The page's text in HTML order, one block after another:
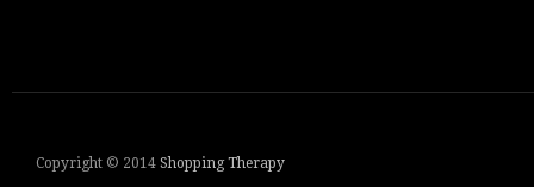
Copyright © 2014 Shopping Therapy